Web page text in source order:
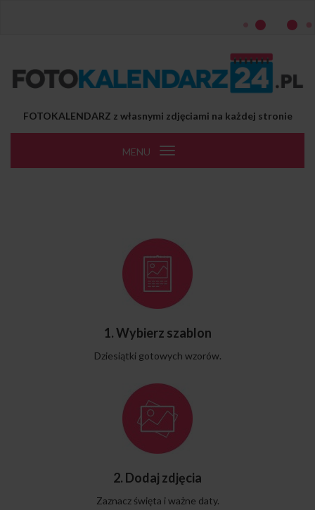
FOTOKALENDARZ z własnymi zdjęciami na każdej stronie
MENU
Toggle
1. Wybierz szablon
Dziesiątki gotowych wzorów.
2. Dodaj zdjęcia
Zaznacz święta i ważne daty.